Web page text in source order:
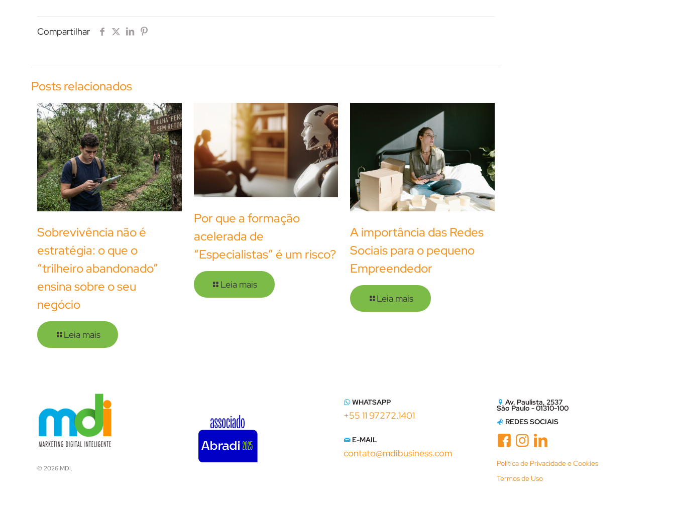
Compartilhar
Posts relacionados
Sobrevivência não é
estratégia: o que o
“trilheiro abandonado”
ensina sobre o seu
negócio
Leia mais
Por que a formação
acelerada de
“Especialistas” é um risco?
Leia mais
A importância das Redes
Sociais para o pequeno
Empreendedor
Leia mais
© 2026 MDI.
WHATSAPP
+55 11 97272.1401
E-MAIL
contato@mdibusiness.com
Av. Paulista, 2537
São Paulo - 01310-100
REDES SOCIAIS
Política de Privacidade e Cookies
Termos de Uso